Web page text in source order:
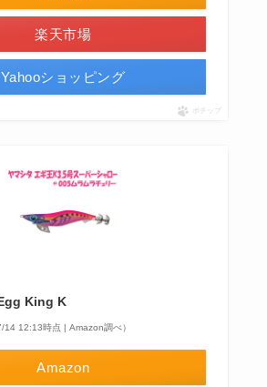
楽天市場
Yahooショッピング
ポチップ
King K
14 12:13時点 | Amazon調べ）
Amazon